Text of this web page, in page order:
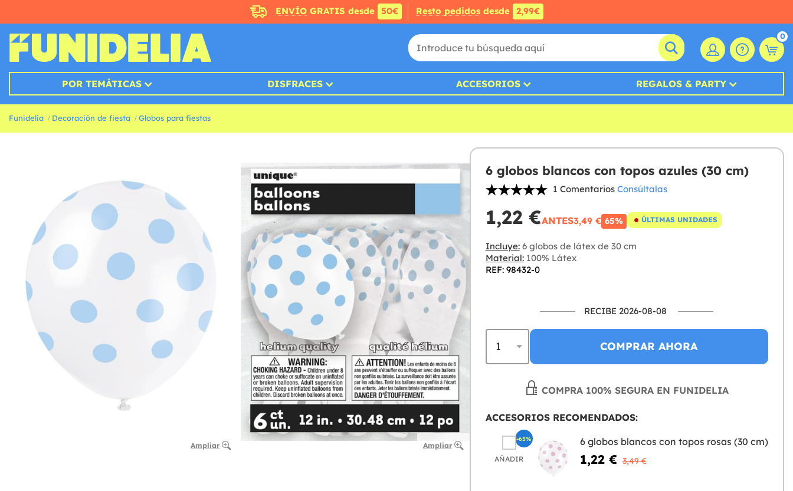
ENVÍOGRATIS desde 50€ Resto pedidosdesde 2,99€
0
POR TEMÁTICAS DISFRACES ACCESORIOS REGALOS & PARTY
Funidelia Decoración de fiesta Globos para fiestas
Ampliar Ampliar
6 globos blancos con topos azules (30 cm)
1 Comentarios Consúltalas
1,22 €ANTES3,49 € 65% ÚLTIMAS UNIDADES
Incluye:6 globos de látex de 30 cm
Material:100% Látex
REF: 98432-0
RECIBE 2026-08-08
COMPRAR AHORA
COMPRA 100% SEGURA EN FUNIDELIA
ACCESORIOS RECOMENDADOS:
AÑADIR
6 globos blancos con topos rosas (30 cm)
1,22 € 3,49 €
-65%